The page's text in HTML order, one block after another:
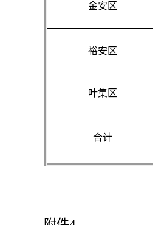
金安区
裕安区
叶集区
合计